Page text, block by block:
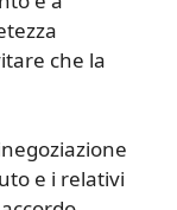
che la
e i relativi